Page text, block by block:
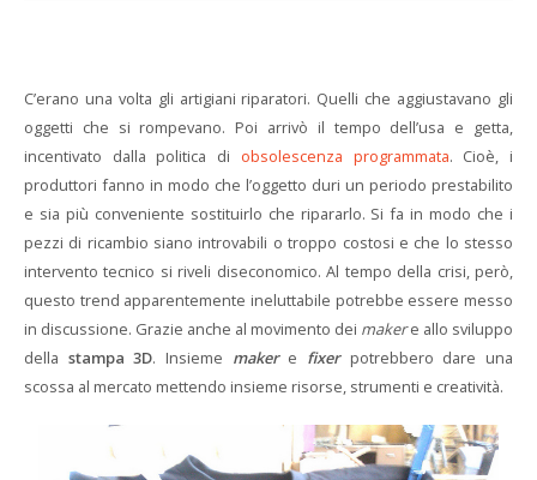
C’erano una volta gli artigiani riparatori. Quelli che aggiustavano gli
oggetti che si rompevano. Poi arrivò il tempo dell’usa e getta,
incentivato dalla politica di obsolescenza programmata. Cioè, i
produttori fanno in modo che l’oggetto duri un periodo prestabilito
e sia più conveniente sostituirlo che ripararlo. Si fa in modo che i
pezzi di ricambio siano introvabili o troppo costosi e che lo stesso
intervento tecnico si riveli diseconomico. Al tempo della crisi, però,
questo trend apparentemente ineluttabile potrebbe essere messo
in discussione. Grazie anche al movimento dei makere allo sviluppo
della stampa 3D. Insieme makere fixerpotrebbero dare una
scossa al mercato mettendo insieme risorse, strumenti e creatività.